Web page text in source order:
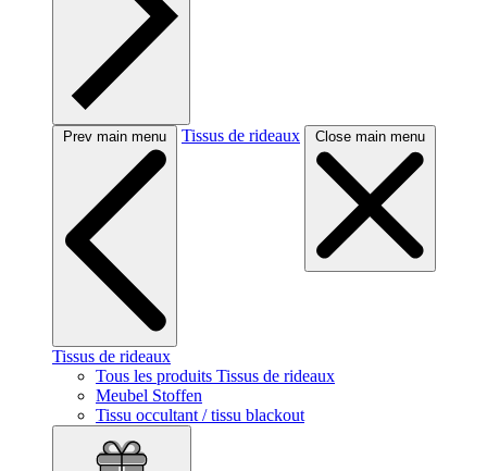
Prev main menu Tissus de rideaux Close main menu
Tissus de rideaux
Tous les produits Tissus de rideaux
Meubel Stoffen
Tissu occultant / tissu blackout